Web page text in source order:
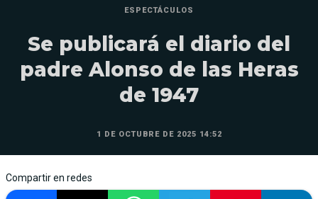
ESPECTÁCULOS
Se publicará el diario del
padre Alonso de las Heras
de 1947
1 DE OCTUBRE DE 2025 14:52
Compartir en redes